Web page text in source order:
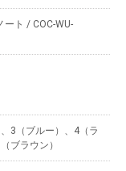
ト / COC-WU-
3（ブルー）、4（ラ
ブラウン）